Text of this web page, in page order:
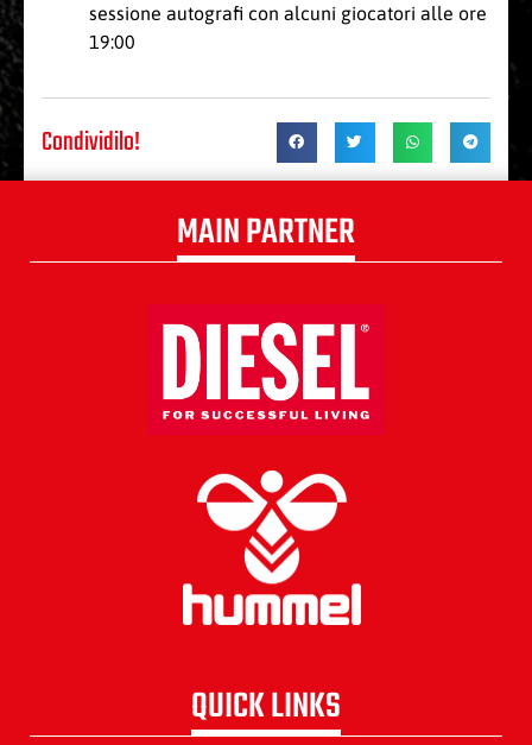
sessione autografi con alcuni giocatori alle ore
19:00
Condividilo!
MAIN PARTNER
QUICK LINKS